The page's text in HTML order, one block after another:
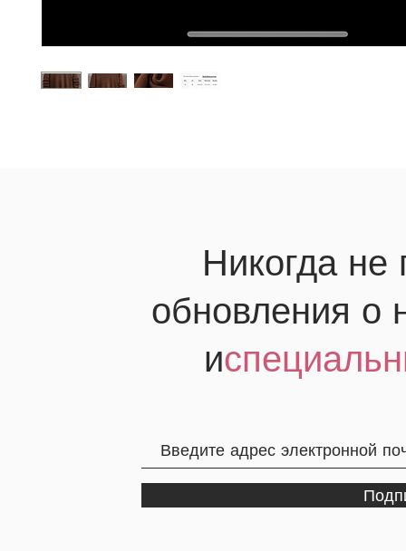
Никогда не
обновления о
и